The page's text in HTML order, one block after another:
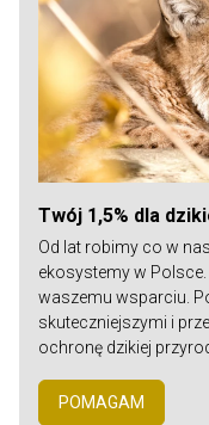
Twój 1,5% dla
Od lat robimy co w
ekosystemy w Polsce.
waszemu wsparciu.
skuteczniejszymi i
ochronę dzikiej
POMAGAM